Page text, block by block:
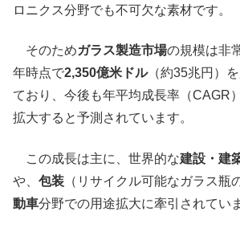
ロニクス分野でも不可欠な素材です。
そのためガラス製造市場の規模は非
年時点で2,350億米ドル（約35兆円）
ており、今後も年平均成長率（CAGR
拡大すると予測されています。
この成長は主に、世界的な建設・建
や、 包装 （リサイクル可能なガラス瓶
動車分野での用途拡大に牽引されてい